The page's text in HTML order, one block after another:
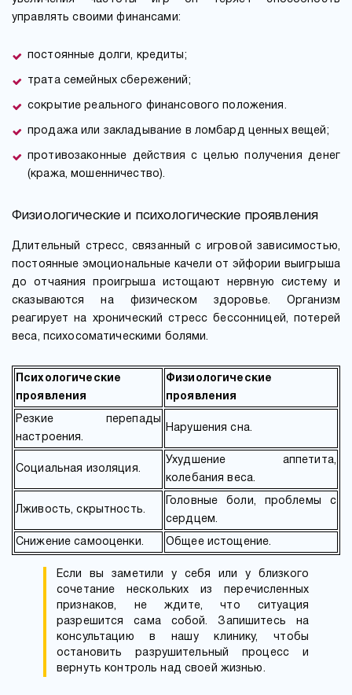
управлять своими финансами:
постоянные долги, кредиты;
трата семейных сбережений;
сокрытие реального финансового положения.
продажа или закладывание в ломбард ценных вещей;
противозаконные действия с целью получения денег
(кража, мошенничество).
Физиологические и психологические проявления
Длительный стресс, связанный с игровой зависимостью,
постоянные эмоциональные качели от эйфории выигрыша
до отчаяния проигрыша истощают нервную систему и
сказываются на физическом здоровье. Организм
реагирует на хронический стресс бессонницей, потерей
веса, психосоматическими болями.
Психологические
проявления
Физиологические
проявления
Резкие перепады
настроения.
Нарушения сна.
Социальная изоляция.
Ухудшение аппетита,
колебания веса.
Лживость, скрытность.
Головные боли, проблемы с
сердцем.
Снижение самооценки. Общее истощение.
Если вы заметили у себя или у близкого
сочетание нескольких из перечисленных
признаков, не ждите, что ситуация
разрешится сама собой. Запишитесь на
консультацию в нашу клинику, чтобы
остановить разрушительный процесс и
вернуть контроль над своей жизнью.